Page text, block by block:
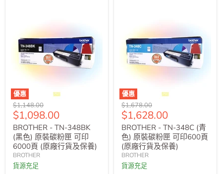
優惠
原
價
$1,148.00
售
價
$1,098.00
BROTHER - TN-348BK
(黑色) 原裝碳粉匣 可印
6000頁 (原廠行貨及保養)
BROTHER
貨源充足
優惠
原
價
$1,678.00
售
價
$1,628.00
BROTHER - TN-348C (青
色) 原裝碳粉匣 可印600頁
(原廠行貨及保養)
BROTHER
貨源充足